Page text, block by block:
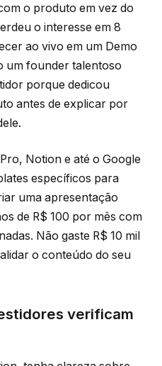
o produto em vez do
o interesse em 8
ao vivo em um Demo
um founder talentoso
porque dedicou
antes de explicar por
Notion e até o Google
específicos para
uma apresentação
de R$ 100 por mês com
Não gaste R$ 10 mil
o conteúdo do seu
verificam